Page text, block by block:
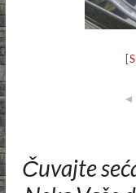
◄
Čuvajte